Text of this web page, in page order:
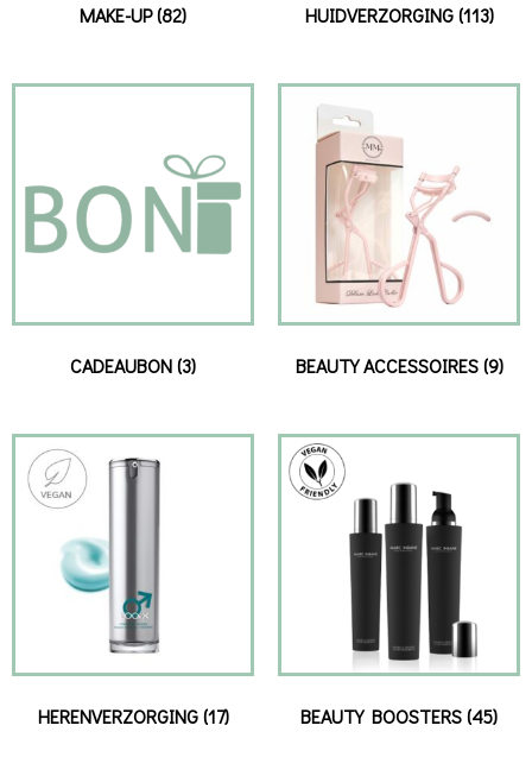
MAKE-UP(82) HUIDVERZORGING(113)
CADEAUBON(3) BEAUTY ACCESSOIRES(9)
HERENVERZORGING(17) BEAUTY BOOSTERS(45)